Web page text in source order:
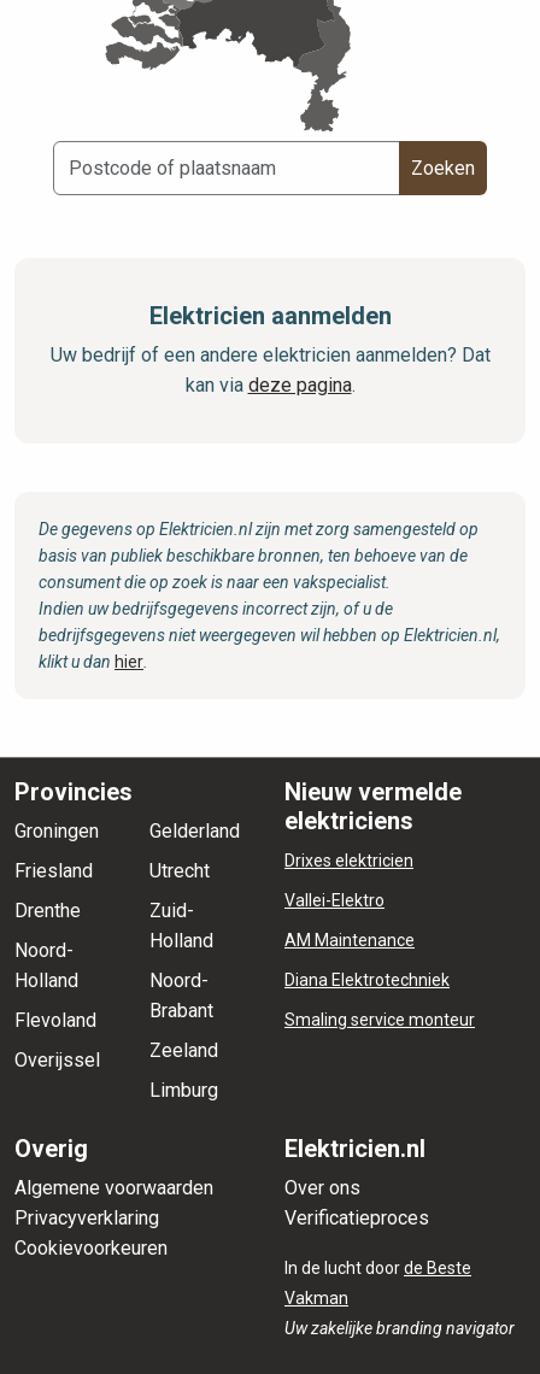
Zoeken
Elektricien aanmelden
Uw bedrijf of een andere elektricien aanmelden? Dat
kan via deze pagina.
De gegevens op Elektricien.nl zijn met zorg samengesteld op
basis van publiek beschikbare bronnen, ten behoeve van de
consument die op zoek is naar een vakspecialist.
Indien uw bedrijfsgegevens incorrect zijn, of u de
bedrijfsgegevens niet weergegeven wil hebben op Elektricien.nl,
klikt u dan hier
Provincies
Groningen
Friesland
Drenthe
Noord-
Holland
Flevoland
Overijssel
Gelderland
Utrecht
Zuid-
Holland
Noord-
Brabant
Zeeland
Limburg
Nieuw vermelde
elektriciens
Drixes elektricien
Vallei-Elektro
AM Maintenance
Diana Elektrotechniek
Smaling service monteur
Overig
Algemene voorwaarden
Privacyverklaring
Cookievoorkeuren
Elektricien.nl
Over ons
Verificatieproces
In de lucht doorde Beste
Vakman
Uw zakelijke branding navigator